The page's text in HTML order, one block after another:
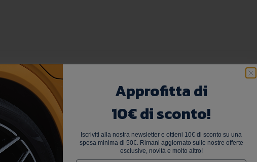
Approfitta di
10€ di sconto!
Iscriviti alla nostra newsletter e ottieni 10€ di sconto su una
spesa minima di 50€. Rimani aggiornato sulle nostre offerte
esclusive, novità e molto altro!